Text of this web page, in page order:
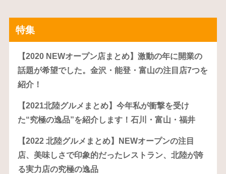
特集
【2020 NEWオープン店まとめ】激動の年に開業の
話題が希望でした。金沢・能登・富山の注目店7つを
紹介！
【2021北陸グルメまとめ】今年私が衝撃を受け
た“究極の逸品”を紹介します！石川・富山・福井
【2022 北陸グルメまとめ】NEWオープンの注目
店、美味しさで印象的だったレストラン、北陸が誇
る実力店の究極の逸品